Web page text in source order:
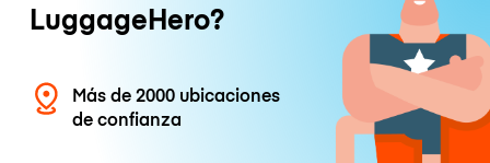
LuggageHero?
Más de 2000 ubicaciones
de confianza